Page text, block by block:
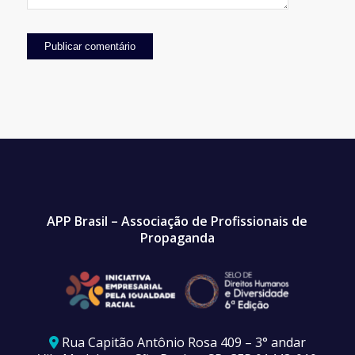
APP Brasil – Associação de Profissionais de
Propaganda
Rua Capitão Antônio Rosa 409 – 3° andar